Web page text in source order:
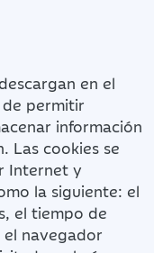
en el
permitir
información
Las cookies se
Internet y
la siguiente: el
el tiempo de
navegador